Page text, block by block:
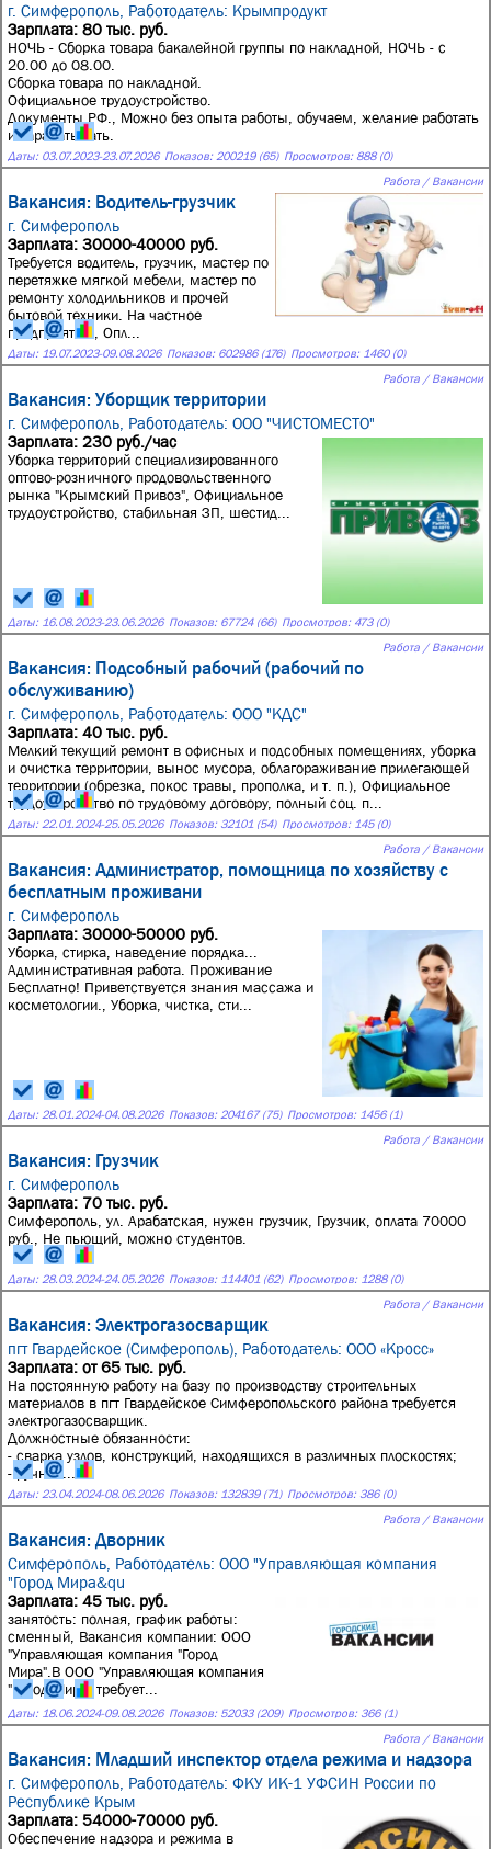
г. Симферополь, Работодатель: Крымпродукт
Зарплата: 80 тыс. руб.
НОЧЬ - Сборка товара бакалейной группы по накладной, НОЧЬ - с
20.00 до 08.00.
Сборка товара по накладной.
Официальное трудоустройство.
Документы РФ., Можно без опыта работы, обучаем, желание работать
и зарабатывать.
Даты: 03.07.2023-23.07.2026 Показов: 200219 (65) Просмотров: 888 (0)
Работа / Вакансии
Вакансия: Водитель-грузчик
г. Симферополь
Зарплата: 30000-40000 руб.
Требуется водитель, грузчик, мастер по
перетяжке мягкой мебели, мастер по
ремонту холодильников и прочей
бытовой техники. На частное
предприятие., Опл...
Даты: 19.07.2023-09.08.2026 Показов: 602986 (176) Просмотров: 1460 (0)
Работа / Вакансии
Вакансия: Уборщик территории
г. Симферополь, Работодатель: ООО "ЧИСТОМЕСТО"
Зарплата: 230 руб./час
Уборка территорий специализированного
оптово-розничного продовольственного
рынка "Крымский Привоз", Официальное
трудоустройство, стабильная ЗП, шестид...
Даты: 16.08.2023-23.06.2026 Показов: 67724 (66) Просмотров: 473 (0)
Работа / Вакансии
Вакансия: Подсобный рабочий (рабочий по
обслуживанию)
г. Симферополь, Работодатель: ООО "КДС"
Зарплата: 40 тыс. руб.
Мелкий текущий ремонт в офисных и подсобных помещениях, уборка
и очистка территории, вынос мусора, облагораживание прилегающей
территории (обрезка, покос травы, прополка, и т. п.), Официальное
трудоустройство по трудовому договору, полный соц. п...
Даты: 22.01.2024-25.05.2026 Показов: 32101 (54) Просмотров: 145 (0)
Работа / Вакансии
Вакансия: Администратор, помощница по хозяйству с
бесплатным проживани
г. Симферополь
Зарплата: 30000-50000 руб.
Уборка, стирка, наведение порядка...
Административная работа. Проживание
Бесплатно! Приветствуется знания массажа и
косметологии., Уборка, чистка, сти...
Даты: 28.01.2024-04.08.2026 Показов: 204167 (75) Просмотров: 1456 (1)
Работа / Вакансии
Вакансия: Грузчик
г. Симферополь
Зарплата: 70 тыс. руб.
Симферополь, ул. Арабатская, нужен грузчик, Грузчик, оплата 70000
руб., Не пьющий, можно студентов.
Даты: 28.03.2024-24.05.2026 Показов: 114401 (62) Просмотров: 1288 (0)
Работа / Вакансии
Вакансия: Электрогазосварщик
пгт Гвардейское (Симферополь), Работодатель: ООО «Кросс»
Зарплата: от 65 тыс. руб.
На постоянную работу на базу по производству строительных
материалов в пгт Гвардейское Симферопольского района требуется
электрогазосварщик.
Должностные обязанности:
- сварка узлов, конструкций, находящихся в различных плоскостях;
- ручная...
Даты: 23.04.2024-08.06.2026 Показов: 132839 (71) Просмотров: 386 (0)
Работа / Вакансии
Вакансия: Дворник
Симферополь, Работодатель: ООО "Управляющая компания
"Город Мира&qu
Зарплата: 45 тыс. руб.
занятость: полная, график работы:
сменный, Вакансия компании: ООО
"Управляющая компания "Город
Мира".В ООО "Управляющая компания
"Город Мира" требует...
Даты: 18.06.2024-09.08.2026 Показов: 52033 (209) Просмотров: 366 (1)
Работа / Вакансии
Вакансия: Младший инспектор отдела режима и надзора
г. Симферополь, Работодатель: ФКУ ИК-1 УФСИН России по
Республике Крым
Зарплата: 54000-70000 руб.
Обеспечение надзора и режима в